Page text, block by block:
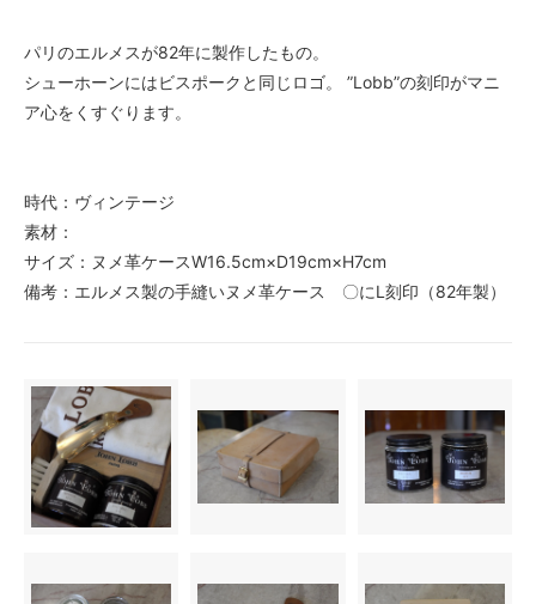
パリのエルメスが82年に製作したもの。
シューホーンにはビスポークと同じロゴ。 ”Lobb”の刻印がマニ
ア心をくすぐります。
時代：ヴィンテージ
素材：
サイズ：ヌメ革ケースW16.5cm×D19cm×H7cm
備考：エルメス製の手縫いヌメ革ケース 〇にL刻印（82年製）